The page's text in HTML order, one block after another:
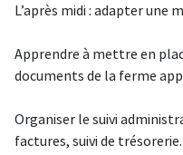
L’après midi : adapter une
Apprendre à mettre en
documents de la ferme
Organiser le suivi
factures, suivi de trésorerie.